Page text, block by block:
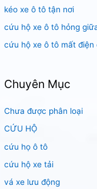
:kéo xe ô tô tận nơi
cứu hộ xe ô tô hỏng
cứu hộ xe ô tô mất điện
Chuyên Mục
Chưa được phân loại
CỨU HỘ
cứu họ ô tô
cứu hộ xe tải
vá xe lưu động